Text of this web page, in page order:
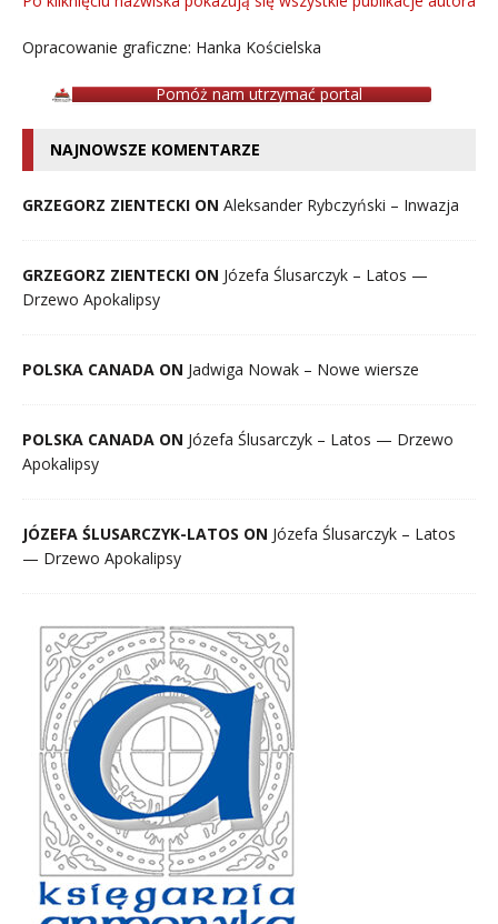
Opracowanie graficzne: Hanka Kościelska
Pomóż nam utrzymać portal
NAJNOWSZE KOMENTARZE
GRZEGORZ ZIENTECKI ON Aleksander Rybczyński – Inwazja
GRZEGORZ ZIENTECKI ON Józefa Ślusarczyk – Latos —
Drzewo Apokalipsy
POLSKA CANADA ON Jadwiga Nowak – Nowe wiersze
POLSKA CANADA ON Józefa Ślusarczyk – Latos — Drzewo
Apokalipsy
JÓZEFA ŚLUSARCZYK-LATOS ON Józefa Ślusarczyk – Latos
— Drzewo Apokalipsy